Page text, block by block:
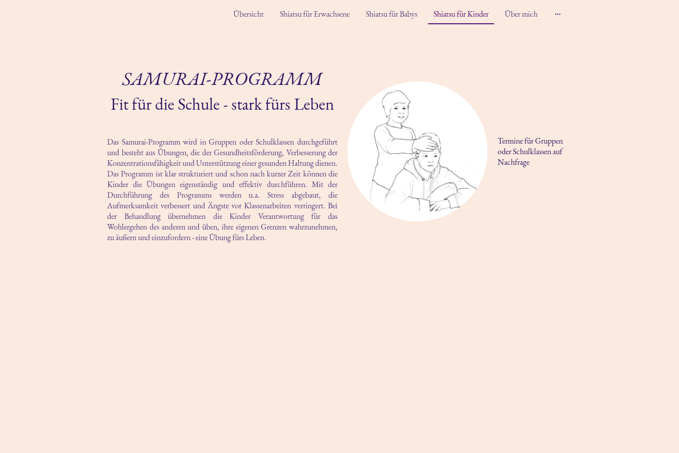
Übersicht Shiatsu für Erwachsene Shiatsu für Babys Shiatsu für Kinder Über mich
SAMURAI-PROGRAMM
Fit für die Schule - stark fürs Leben
Das Samurai-Programm wird in Gruppen oder Schulklassen durchgeführt
und besteht aus Übungen, die der Gesundheitsförderung, Verbesserung der
Konzentrationsfähigkeit und Unterstützung einer gesunden Haltung dienen.
Das Programm ist klar strukturiert und schon nach kurzer Zeit können die
Kinder die Übungen eigenständig und effektiv durchführen. Mit der
Durchführung des Programms werden u.a. Stress abgebaut, die
Aufmerksamkeit verbessert und Ängste vor Klassenarbeiten verringert. Bei
der Behandlung übernehmen die Kinder Verantwortung für das
Wohlergehen des anderen und üben, ihre eigenen Grenzen wahrzunehmen,
zu äußern und einzufordern - eine Übung fürs Leben.
Termine für Gruppen
oder Schulklassen auf
Nachfrage